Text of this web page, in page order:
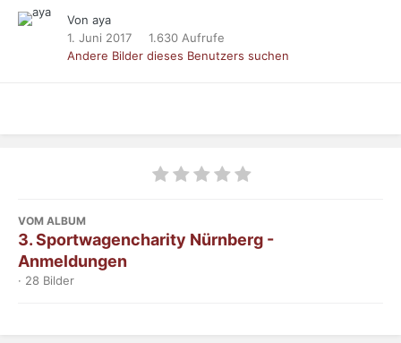
Von aya
1. Juni 2017
1.630 Aufrufe
Andere Bilder dieses Benutzers suchen
VOM ALBUM
3. Sportwagencharity Nürnberg -
Anmeldungen
· 28 Bilder